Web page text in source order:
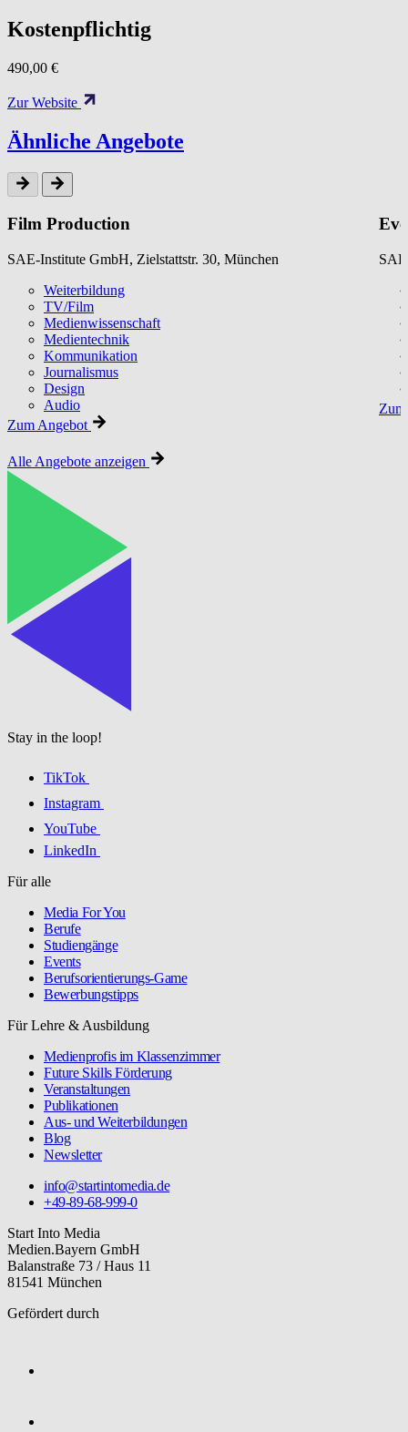
Kostenpflichtig
490,00 €
Zur Website
Ähnliche Angebote
Film Production
SAE-Institute GmbH, Zielstattstr. 30, München
Weiterbildung
TV/Film
Medienwissenschaft
Medientechnik
Kommunikation
Journalismus
Design
Audio
Zum Angebot
Alle Angebote anzeigen
Stay in the loop!
TikTok
Instagram
YouTube
LinkedIn
Für alle
Media For You
Berufe
Studiengänge
Events
Berufsorientierungs-Game
Bewerbungstipps
Für Lehre & Ausbildung
Medienprofis im Klassenzimmer
Future Skills Förderung
Veranstaltungen
Publikationen
Aus- und Weiterbildungen
Blog
Newsletter
info@startintomedia.de
+49-89-68-999-0
Start Into Media
Medien.Bayern GmbH
Balanstraße 73 / Haus 11
81541 München
Gefördert durch